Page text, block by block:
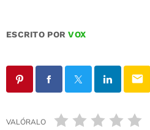
ESCRITO PORVOX
email
VALÓRALO